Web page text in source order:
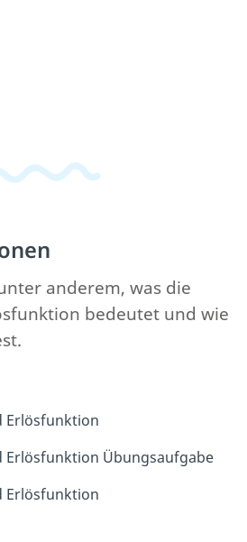
anderem, was die
bedeutet und wie
Erlösfunktion
Übungsaufgabe
Erlösfunktion